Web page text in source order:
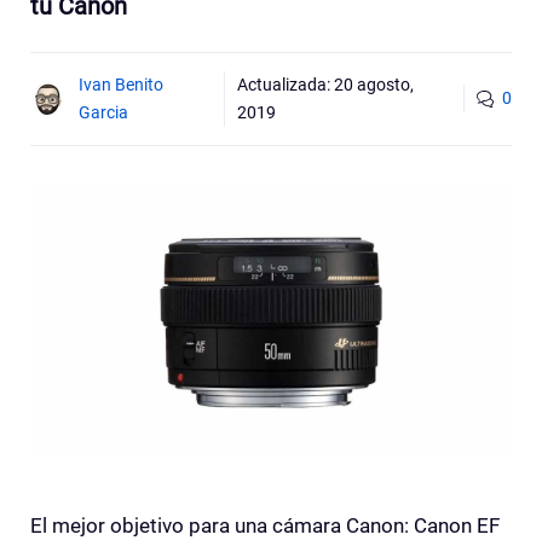
tu Canon
Ivan Benito
Garcia
Actualizada:20 agosto,
2019
0
El mejor objetivo para una cámara Canon: Canon EF